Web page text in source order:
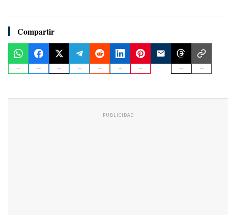
Compartir
PUBLICIDAD